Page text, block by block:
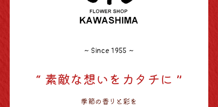
~ Since 1955 ~
“ 素敵な想いをカタチに ”
季節の香りと彩を